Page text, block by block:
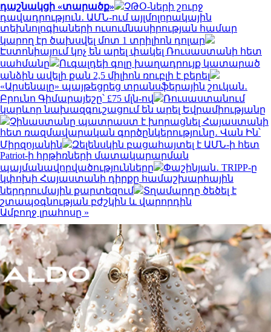
դաշնակցի «տարածք»
ՉԹՕ-ների շուրջ
դավադրություն․ ԱՄՆ-ում այլմոլորակային
տեխնոլոգիաների ուսումնասիրության համար
կարող էր ծախսվել մոտ 1 տրիլիոն դոլար
Էստոնիայում կոչ են արել փակել Ռուսաստանի հետ
սահմանը
Ուգալդեի գոլը խաղադրույք կատարած
անձին ավելի քան 2,5 միլիոն ռուբլի է բերել
«Արսենալը» պայթեցրեց տրանսֆերային շուկան․
Բրունո Գիմարայեշը՝ £75 մլն-ով
Ռուսաստանում
կարևոր նախազգուշացում են արել Եվրամիությանը
Չինաստանը պատրաստ է խորացնել Հայաստանի
հետ ռազմավարական գործընկերությունը․ Վան Ին՝
Միրզոյանին
Զելենսկին բացահայտել է ԱՄՆ-ի հետ
Patriot-ի հրթիռների մատակարարման
պայմանավորվածությունները
Փաշինյան․ TRIPP-ը
կփոխի Հայաստանի դիրքը համաշխարհային
ներդրումային քարտեզում
Տղամարդը ծեծել է
շտապօգնության բժշկին և վարորդին
Ամբողջ լրահոսը »